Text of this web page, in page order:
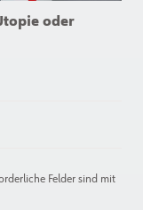
oder
Felder sind mit